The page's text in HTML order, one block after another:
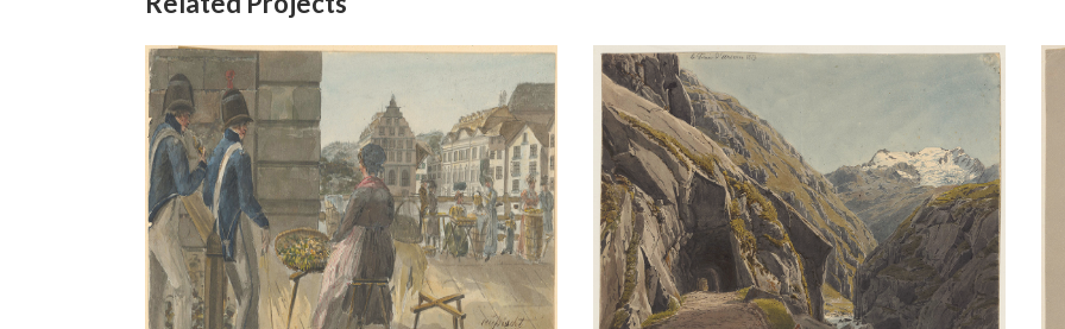
Das Urnerloch 1819(?)
Aquarell/Bleistift
Hofbrücke Luzern 1820
Aquarell Bleistift